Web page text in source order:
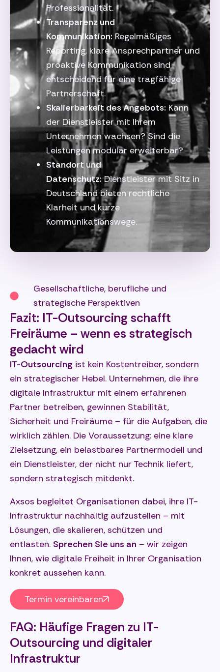
Professionalität.
Transparenz und
Kommunikation: Regelmäßiges
Reporting, klare Ansprechpartner und
proaktive Kommunikation sind
entscheidend für eine tragfähige
Partnerschaft.
Skalierbarkeit des Angebots: Kann
der Dienstleister mit Ihrem
Unternehmen wachsen? Sind die
Leistungen modular erweiterbar?
Standort und
Datenschutz:Dienstleister mit Sitz in
Deutschland bieten rechtliche
Klarheit und kurze
Kommunikationswege.
Gesellschaftliche, berufliche und
strategische Perspektiven
Fazit: IT-Outsourcing schafft
Freiräume – wenn es strategisch
gedacht wird
IT-Outsourcing ist kein Kostentreiber, sondern
ein strategischer Hebel. Unternehmen, die ihre
digitale Infrastruktur mit einem erfahrenen
Partner betreiben, gewinnen Stabilität,
Sicherheit und Freiräume – für die Aufgaben, die
wirklich zählen. Die Voraussetzung: eine klare
Zielsetzung, ein belastbares Partnermodell und
ein Dienstleister, der nicht nur Technik liefert,
sondern strategisch mitdenkt.
Axsos begleitet Organisationen dabei, ihre IT-
Infrastruktur nachhaltig aufzustellen – mit
Lösungen, die skalieren, schützen und
entlasten. Sprechen Sie uns an – wir zeigen
Ihnen, wie digitale Freiheit in Ihrer Organisation
konkret aussehen kann.
Termin vereinbaren
FAQ: Häufige Fragen zu IT-
Outsourcing und digitaler
Infrastruktur